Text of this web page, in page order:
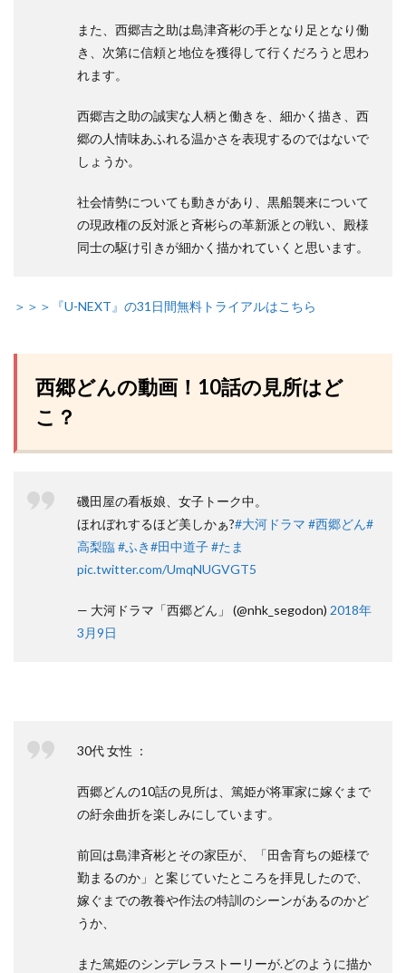
また、西郷吉之助は島津斉彬の手となり足となり働
き、次第に信頼と地位を獲得して行くだろうと思わ
れます。
西郷吉之助の誠実な人柄と働きを、細かく描き、西
郷の人情味あふれる温かさを表現するのではないで
しょうか。
社会情勢についても動きがあり、黒船襲来について
の現政権の反対派と斉彬らの革新派との戦い、殿様
同士の駆け引きが細かく描かれていくと思います。
＞＞＞『U-NEXT』の31日間無料トライアルはこちら
西郷どんの動画！10話の見所はど
こ？
磯田屋の看板娘、女子トーク中。
ほれぼれするほど美しかぁ?#大河ドラマ #西郷どん#
高梨臨 #ふき#田中道子#たま
pic.twitter.com/UmqNUGVGT5
— 大河ドラマ「西郷どん」 (@nhk_segodon) 2018年
3月9日
30代 女性 ：
西郷どんの10話の見所は、篤姫が将軍家に嫁ぐまで
の紆余曲折を楽しみにしています。
前回は島津斉彬とその家臣が、「田舎育ちの姫様で
勤まるのか」と案じていたところを拝見したので、
嫁ぐまでの教養や作法の特訓のシーンがあるのかど
うか、
また篤姫のシンデレラストーリーが.どのように描か